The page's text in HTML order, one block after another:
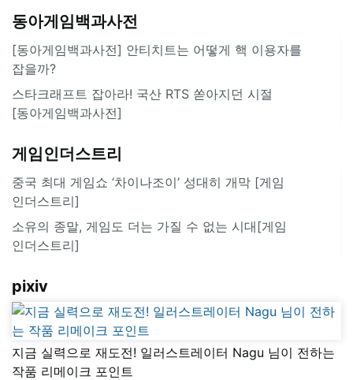
동아게임백과사전
[동아게임백과사전] 안티치트는 어떻게 핵 이용자를
잡을까?
스타크래프트 잡아라! 국산 RTS 쏟아지던 시절
[동아게임백과사전]
게임인더스트리
중국 최대 게임쇼 ‘차이나조이’ 성대히 개막 [게임
인더스트리]
소유의 종말, 게임도 더는 가질 수 없는 시대[게임
인더스트리]
pixiv
지금 실력으로 재도전! 일러스트레이터 Nagu 님이 전하는
작품 리메이크 포인트